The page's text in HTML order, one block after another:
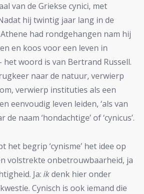
van de Griekse cynici, met
hij twintig jaar lang in de
had rondgehangen nam hij
en koos voor een leven in
het woord is van Bertrand Russell.
naar de natuur, verwierp
verwierp instituties als een
eenvoudig leven leiden, ‘als van
de naam ‘hondachtige’ of ‘cynicus’.
het begrip ‘cynisme’ het idee op
volstrekte onbetrouwbaarheid, ja
Ja: ikdenk hier onder
Cynisch is ook iemand die